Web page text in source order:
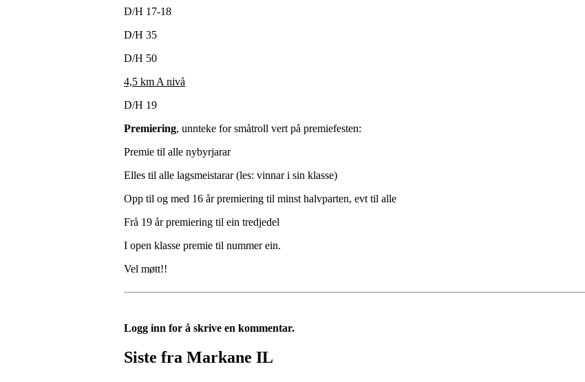
D/H 17-18
D/H 35
D/H 50
4,5 km A nivå
D/H 19
Premiering, unnteke for småtroll vert på premiefesten:
Premie til alle nybyrjarar
Elles til alle lagsmeistarar (les: vinnar i sin klasse)
Opp til og med 16 år premiering til minst halvparten, evt til alle
Frå 19 år premiering til ein tredjedel
I open klasse premie til nummer ein.
Vel møtt!!
Logg inn for å skrive en kommentar.
Siste fra Markane IL